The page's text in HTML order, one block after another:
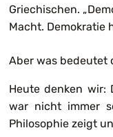
Griechischen.
Macht. Demokratie
Aber was bedeutet
Heute denken wir:
war nicht immer
Philosophie zeigt